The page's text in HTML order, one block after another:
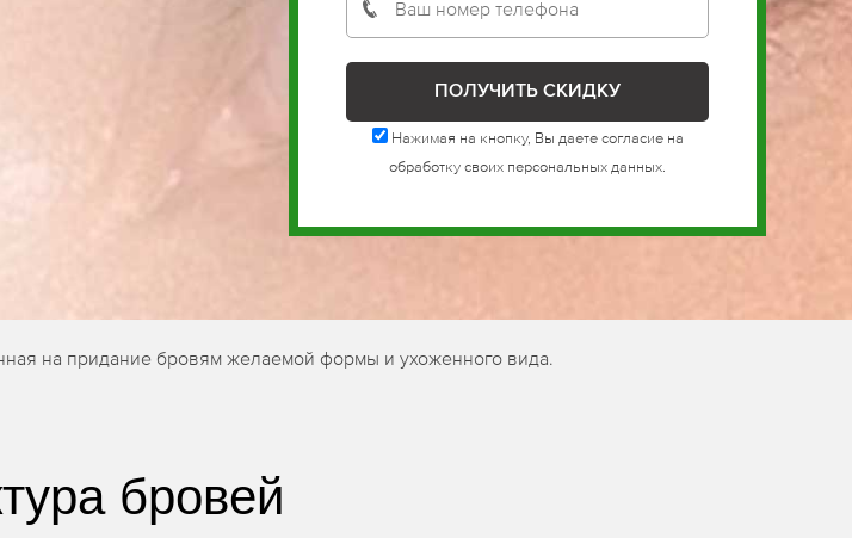
Нажимая на кнопку, Вы даете согласие на
обработку своих персональных данных.
на придание бровям желаемой формы и ухоженного вида.
бровей